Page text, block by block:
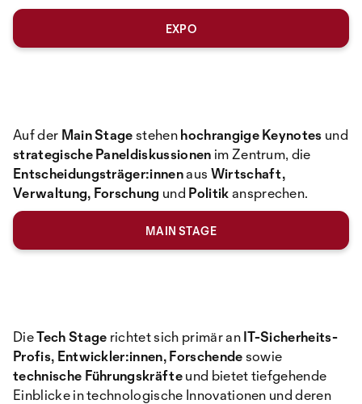
EXPO
Auf der Main Stagestehenhochrangige Keynotes und
strategische Paneldiskussionen im Zentrum, die
Entscheidungsträger:innenaus Wirtschaft,
Verwaltung, Forschung und Politikansprechen.
MAIN STAGE
DieTech Stage richtet sich primär anIT-Sicherheits-
Profis, Entwickler:innen, Forschendesowie
technische Führungskräfteund bietet tiefgehende
Einblicke in technologische Innovationen und deren